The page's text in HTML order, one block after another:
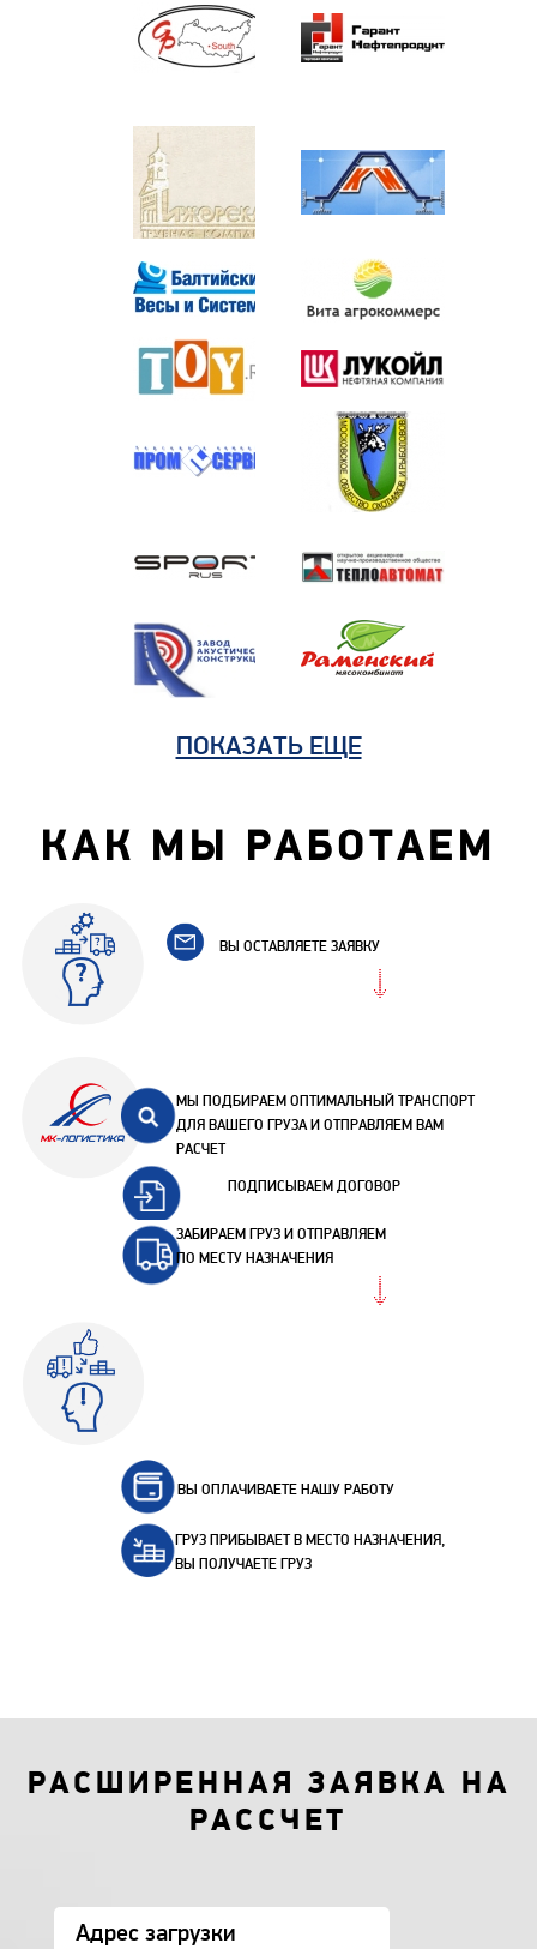
ПОКАЗАТЬ ЕЩЕ
КАК МЫ РАБОТАЕМ
ВЫ ОСТАВЛЯЕТЕ ЗАЯВКУ
МЫ ПОДБИРАЕМ ОПТИМАЛЬНЫЙ ТРАНСПОРТ
ДЛЯ ВАШЕГО ГРУЗА И ОТПРАВЛЯЕМ ВАМ
РАСЧЕТ
ПОДПИСЫВАЕМ ДОГОВОР
ЗАБИРАЕМ ГРУЗ И ОТПРАВЛЯЕМ
ПО МЕСТУ НАЗНАЧЕНИЯ
ВЫ ОПЛАЧИВАЕТЕ НАШУ РАБОТУ
ГРУЗ ПРИБЫВАЕТ В МЕСТО НАЗНАЧЕНИЯ,
ВЫ ПОЛУЧАЕТЕ ГРУЗ
РАСШИРЕННАЯ ЗАЯВКА НА
РАССЧЕТ